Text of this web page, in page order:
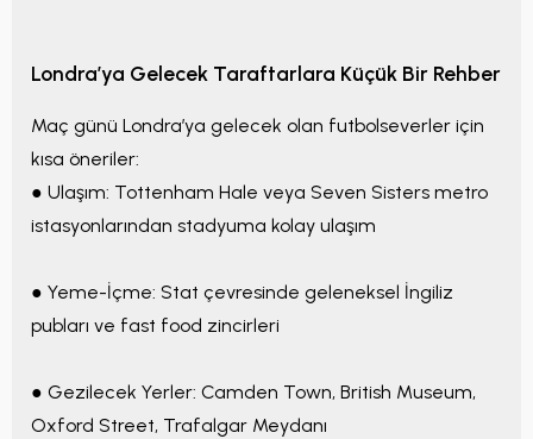
Londra’ya Gelecek Taraftarlara Küçük Bir Rehber
Maç günü Londra’ya gelecek olan futbolseverler için
kısa öneriler:
● Ulaşım: Tottenham Hale veya Seven Sisters metro
istasyonlarından stadyuma kolay ulaşım
● Yeme-İçme: Stat çevresinde geleneksel İngiliz
pubları ve fast food zincirleri
● Gezilecek Yerler: Camden Town, British Museum,
Oxford Street, Trafalgar Meydanı